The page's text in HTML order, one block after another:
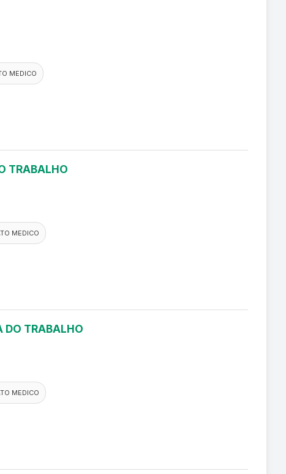
MEDICO
TRABALHO
MEDICO
DO TRABALHO
MEDICO